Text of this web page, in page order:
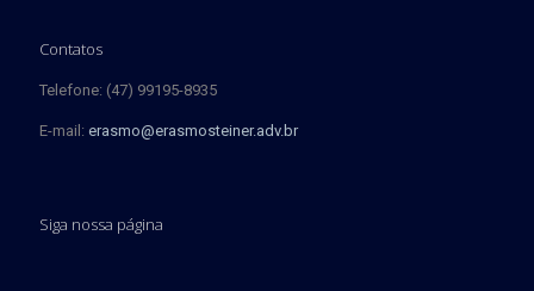
Contatos
Telefone: (47) 99195-8935
E-mail: erasmo@erasmosteiner.adv.br
Siga nossa página